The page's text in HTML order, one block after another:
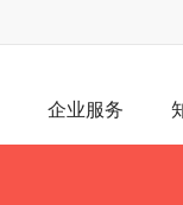
企业服务